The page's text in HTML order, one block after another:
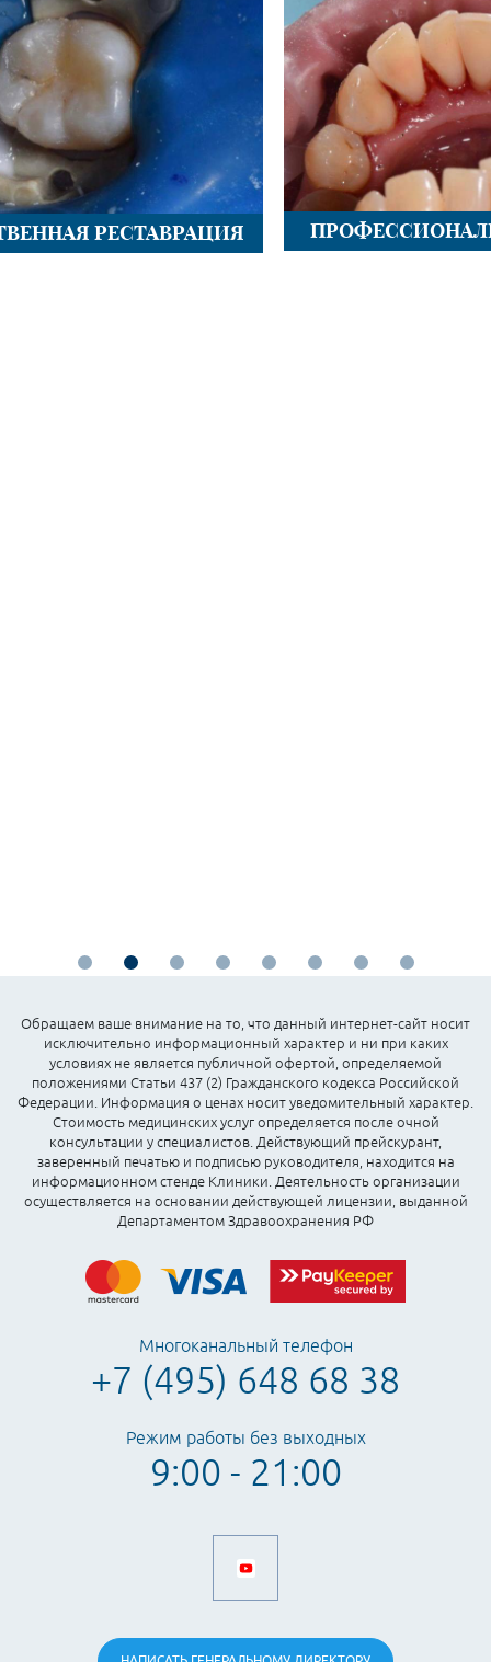
РЕСТАВРАЦИЯ
Обращаем ваше внимание на то, что данный интернет-сайт носит
исключительно информационный характер и ни при каких
условиях не является публичной офертой, определяемой
положениями Статьи 437 (2) Гражданского кодекса Российской
Федерации. Информация о ценах носит уведомительный характер.
Стоимость медицинских услуг определяется после очной
консультации у специалистов. Действующий прейскурант,
заверенный печатью и подписью руководителя, находится на
информационном стенде Клиники. Деятельность организации
осуществляется на основании действующей лицензии, выданной
Департаментом Здравоохранения РФ
Многоканальный телефон
+7 (495) 648 68 38
Режим работы без выходных
9:00 - 21:00